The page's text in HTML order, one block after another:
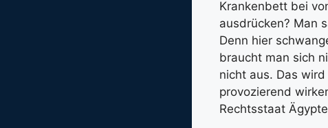
Krankenbett bei
ausdrücken? Man
Denn hier
braucht man sich
nicht aus. Das
provozierend
Rechtsstaat